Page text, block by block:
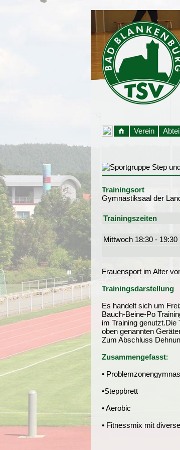
Verein
Trainingsort
Gymnastiksaal der
Trainingszeiten
Mittwoch 18:30 - 19:30
Frauensport im Alter
Trainingsdarstellung
Es handelt sich um
Bauch-Beine-Po
im Training
oben genannten
Zum Abschluss
Zusammengefasst:
•
•Steppbrett
• Aerobic
• Fitnessmix mit